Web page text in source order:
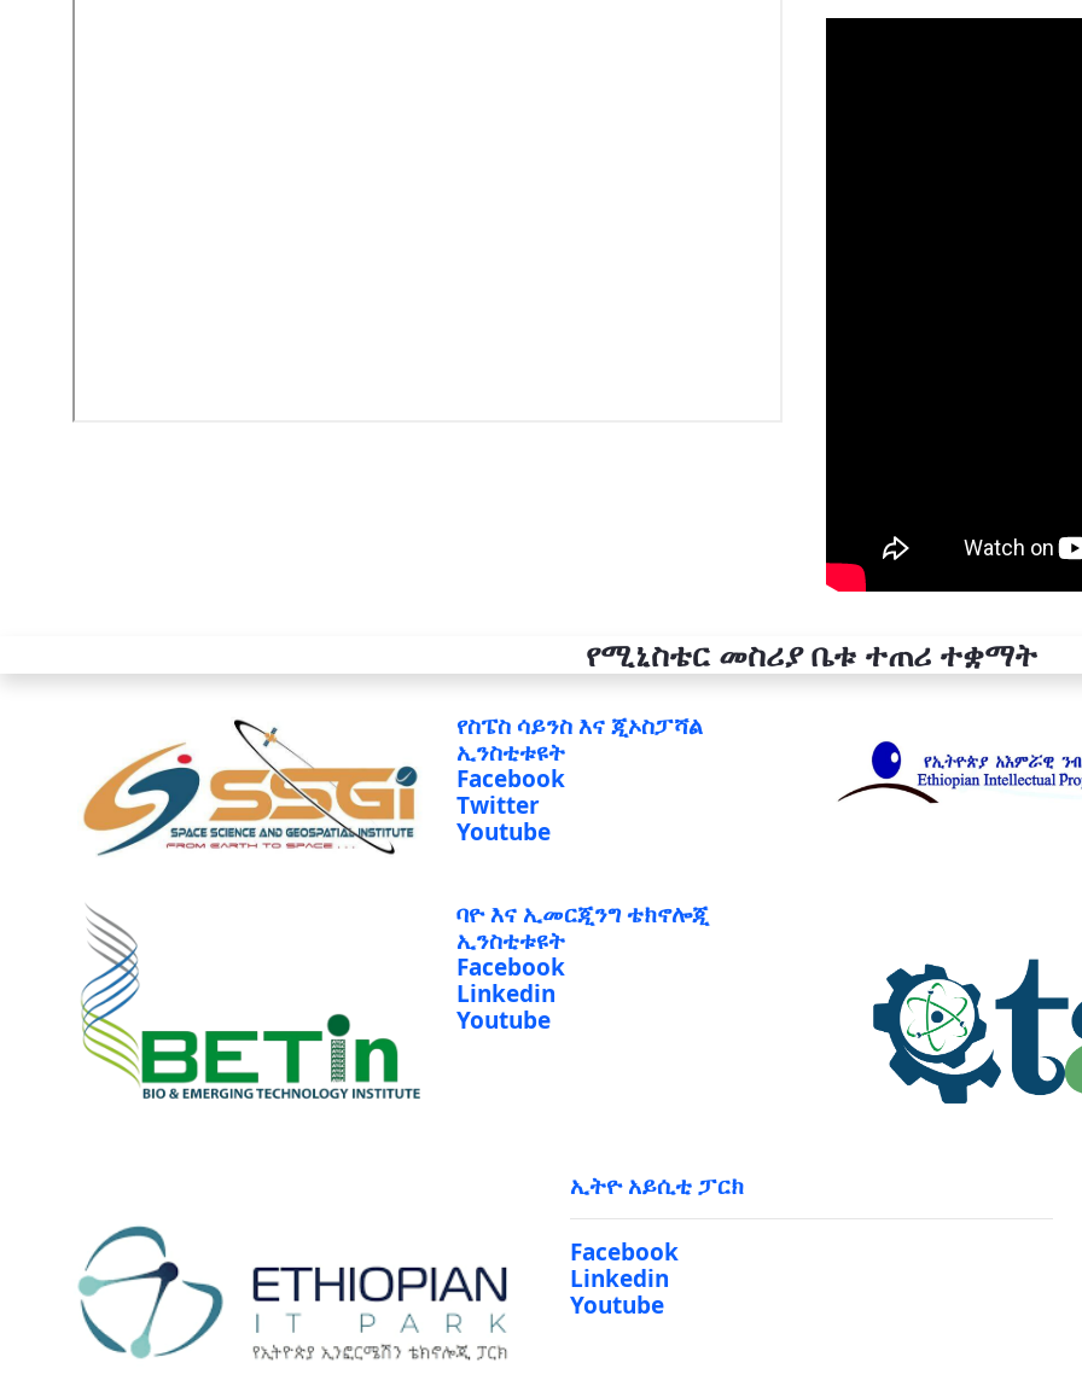
የሚኒስቴር መስሪያ ቤቱ ተጠሪ ተቋማት
ኢንስቲቱዩት
Facebook
Twitter
Youtube
ኢንስቲቱዩት
Facebook
Linkedin
Youtube
Linkedin
Youtube